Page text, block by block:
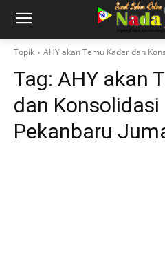
Topik AHY akan Temu Kader dan
Tag: AHY akan
dan
Pekanbaru